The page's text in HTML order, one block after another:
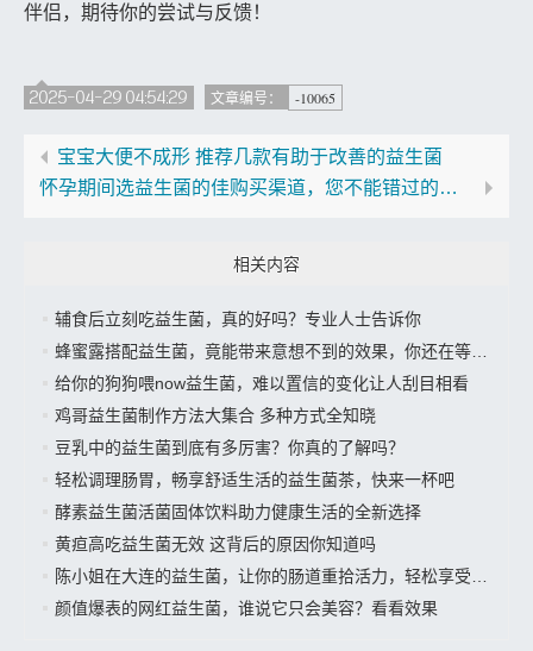
伴侣，期待你的尝试与反馈！
2025-04-29 04:54:29 文章编号： -10065
宝宝大便不成形 推荐几款有助于改善的益生菌
怀孕期间选益生菌的佳购买渠道，您不能错过的实用指南
相关内容
辅食后立刻吃益生菌，真的好吗？专业人士告诉你
蜂蜜露搭配益生菌，竟能带来意想不到的效果，你还在等什么？
给你的狗狗喂now益生菌，难以置信的变化让人刮目相看
鸡哥益生菌制作方法大集合 多种方式全知晓
豆乳中的益生菌到底有多厉害？你真的了解吗？
轻松调理肠胃，畅享舒适生活的益生菌茶，快来一杯吧
酵素益生菌活菌固体饮料助力健康生活的全新选择
黄疸高吃益生菌无效 这背后的原因你知道吗
陈小姐在大连的益生菌，让你的肠道重拾活力，轻松享受美好生活”
颜值爆表的网红益生菌，谁说它只会美容？看看效果